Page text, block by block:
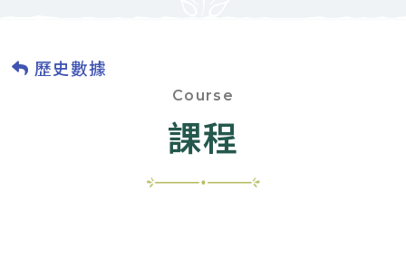
歷史數據
Course
課程